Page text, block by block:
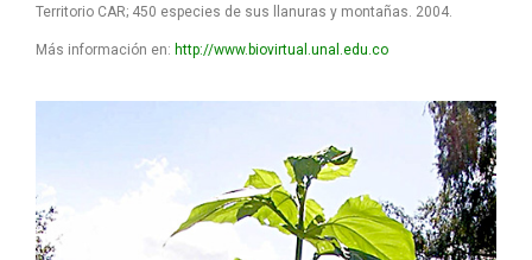
Territorio CAR; 450 especies de sus llanuras y montañas. 2004.
Más información en: http://www.biovirtual.unal.edu.co